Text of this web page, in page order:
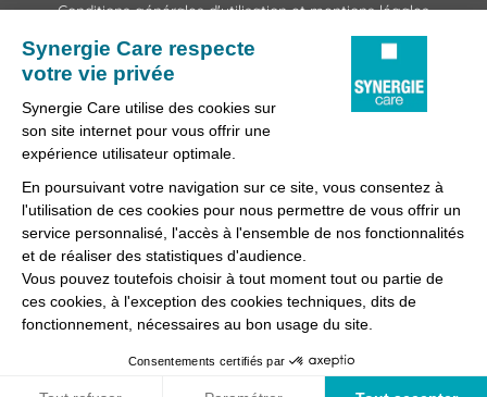
Conditions générales d'utilisation et mentions légales
Fraudes & Hameçonnages
Lanceur d'alertes
Préférences des cookies
Synergie Care, réseau d'agences d'emploi spécialisées dans
la délégation de personnel médical et paramédical, filiale du
groupe Synergie.